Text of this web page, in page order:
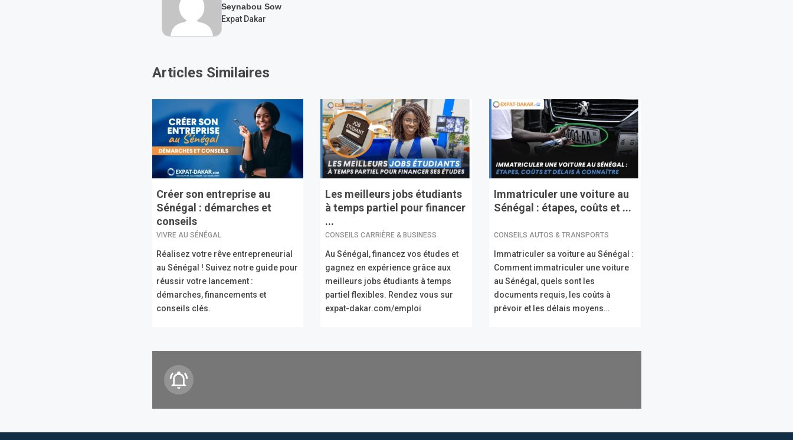
Seynabou Sow
Expat Dakar
Articles Similaires
Créer son entreprise au
Sénégal : démarches et
conseils
VIVRE AU SÉNÉGAL
Réalisez votre rêve entrepreneurial
au Sénégal ! Suivez notre guide pour
réussir votre lancement :
démarches, financements et
conseils clés.
Les meilleurs jobs étudiants
à temps partiel pour financer
...
CONSEILS CARRIÈRE & BUSINESS
Au Sénégal, financez vos études et
gagnez en expérience grâce aux
meilleurs jobs étudiants à temps
partiel flexibles. Rendez vous sur
expat-dakar.com/emploi
Immatriculer une voiture au
Sénégal : étapes, coûts et ...
CONSEILS AUTOS & TRANSPORTS
Immatriculer sa voiture au Sénégal :
Comment immatriculer une voiture
au Sénégal, quels sont les
documents requis, les coûts à
prévoir et les délais moyens…